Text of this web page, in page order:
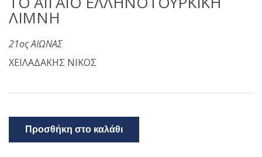
ΛΙΜΝΗ
21ος ΑΙΩΝΑΣ
ΧΕΙΛΑΔΑΚΗΣ ΝΙΚΟΣ
Προσθήκη στο καλάθι